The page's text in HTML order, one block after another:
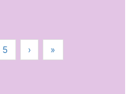
5 › »